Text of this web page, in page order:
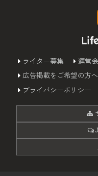
ライター募集 運営
広告掲載をご希望の方へ
プライバシーポリシー